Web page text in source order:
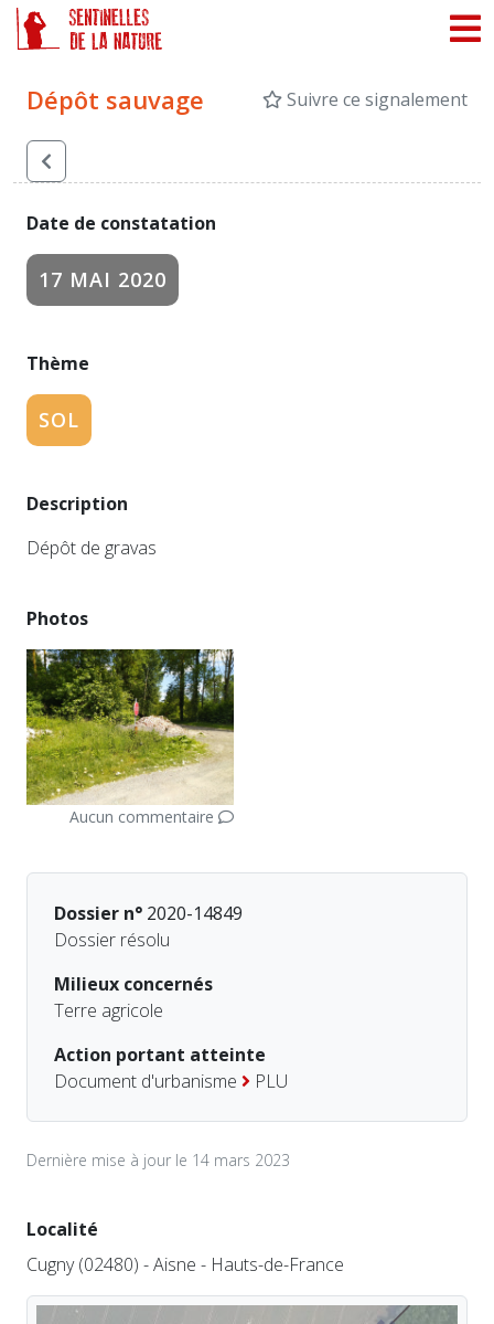
Dépôt sauvage Suivre ce signalement
Date de constatation
17 MAI 2020
Thème
SOL
Description
Dépôt de gravas
Photos
Aucun commentaire
Dossier n° 2020-14849
Dossier résolu
Milieux concernés
Terre agricole
Action portant atteinte
Document d'urbanisme
PLU
Dernière mise à jour le 14 mars 2023
Localité
Cugny (02480) - Aisne - Hauts-de-France
Panneau de gestion des cookies